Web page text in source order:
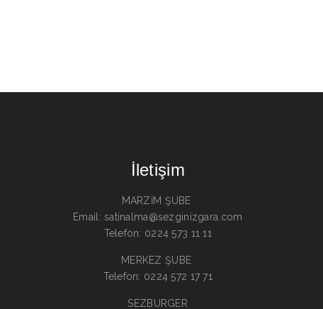
İletişim
MARZİM ŞUBE
Email: satinalma@sezginizgara.com
Telefon: 0224 573 11 11
MERKEZ ŞUBE
Telefon: 0224 572 17 71
SEZBURGER